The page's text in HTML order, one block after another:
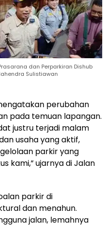
dan Perparkiran Dishub
Sulistiawan
perubahan
pada temuan lapangan.
justru terjadi malam
usaha yang aktif,
parkir yang
kami,” ujarnya di Jalan
parkir di
dan menahun.
jalan, lemahnya